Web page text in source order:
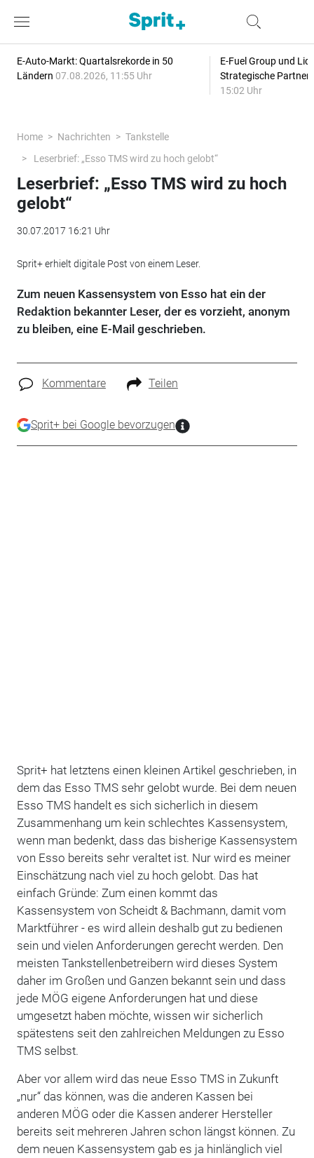
E-Auto-Markt: Quartalsrekorde in 50
Ländern 07.08.2026, 11:55 Uhr
E-Fuel Group und
Strategische
15:02 Uhr
Home Nachrichten
Tankstelle
Leserbrief: „Esso TMS wird zu hoch gelobt“
Leserbrief: „Esso TMS wird zu hoch
gelobt“
30.07.2017 16:21 Uhr
Sprit+ erhielt digitale Post von einem Leser.
Zum neuen Kassensystem von Esso hat ein der
Redaktion bekannter Leser, der es vorzieht, anonym
zu bleiben, eine E-Mail geschrieben.
Kommentare Teilen
Sprit+ bei Google bevorzugen
Sprit+ hat letztens einen kleinen Artikel geschrieben, in
dem das Esso TMS sehr gelobt wurde. Bei dem neuen
Esso TMS handelt es sich sicherlich in diesem
Zusammenhang um kein schlechtes Kassensystem,
wenn man bedenkt, dass das bisherige Kassensystem
von Esso bereits sehr veraltet ist. Nur wird es meiner
Einschätzung nach viel zu hoch gelobt. Das hat
einfach Gründe: Zum einen kommt das
Kassensystem von Scheidt & Bachmann, damit vom
Marktführer - es wird allein deshalb gut zu bedienen
sein und vielen Anforderungen gerecht werden. Den
meisten Tankstellenbetreibern wird dieses System
daher im Großen und Ganzen bekannt sein und dass
jede MÖG eigene Anforderungen hat und diese
umgesetzt haben möchte, wissen wir sicherlich
spätestens seit den zahlreichen Meldungen zu Esso
TMS selbst.
Aber vor allem wird das neue Esso TMS in Zukunft
„nur“ das können, was die anderen Kassen bei
anderen MÖG oder die Kassen anderer Hersteller
bereits seit mehreren Jahren schon längst können. Zu
dem neuen Kassensystem gab es ja hinlänglich viel